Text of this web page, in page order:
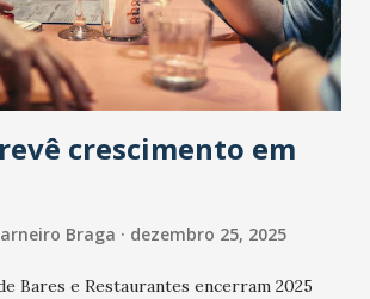
crescimento em
Braga dezembro 25, 2025
Bares e Restaurantes encerram 2025